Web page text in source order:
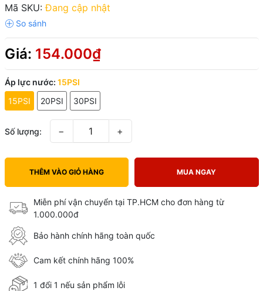
Mã SKU: Đang cập nhật
Giá: 154.000₫
Áp lực nước: 15PSI
15PSI
20PSI 30PSI
Số lượng: − +
THÊM VÀO GIỎ HÀNG MUA NGAY
Miễn phí vận chuyển tại TP.HCM cho đơn hàng từ
1.000.000đ
Bảo hành chính hãng toàn quốc
Cam kết chính hãng 100%
1 đổi 1 nếu sản phẩm lỗi